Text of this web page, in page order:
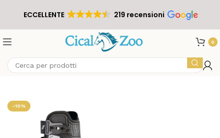
ECCELLENTE 219 recensioni
0
-10%